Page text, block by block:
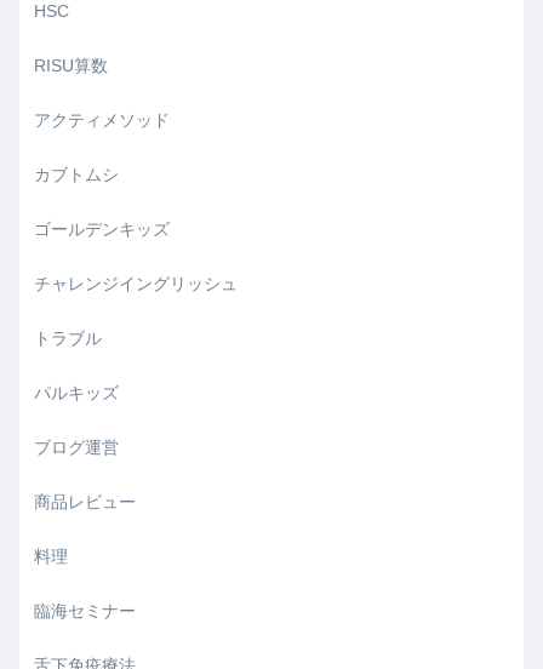
HSC
RISU算数
アクティメソッド
カブトムシ
ゴールデンキッズ
チャレンジイングリッシュ
トラブル
パルキッズ
ブログ運営
商品レビュー
料理
臨海セミナー